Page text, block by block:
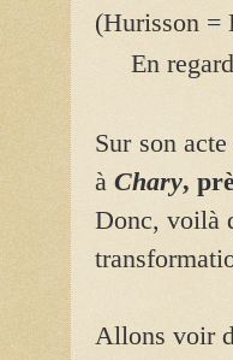
(Hurisson =
En
Sur son
à Chary,
Donc, voilà
Allons voir